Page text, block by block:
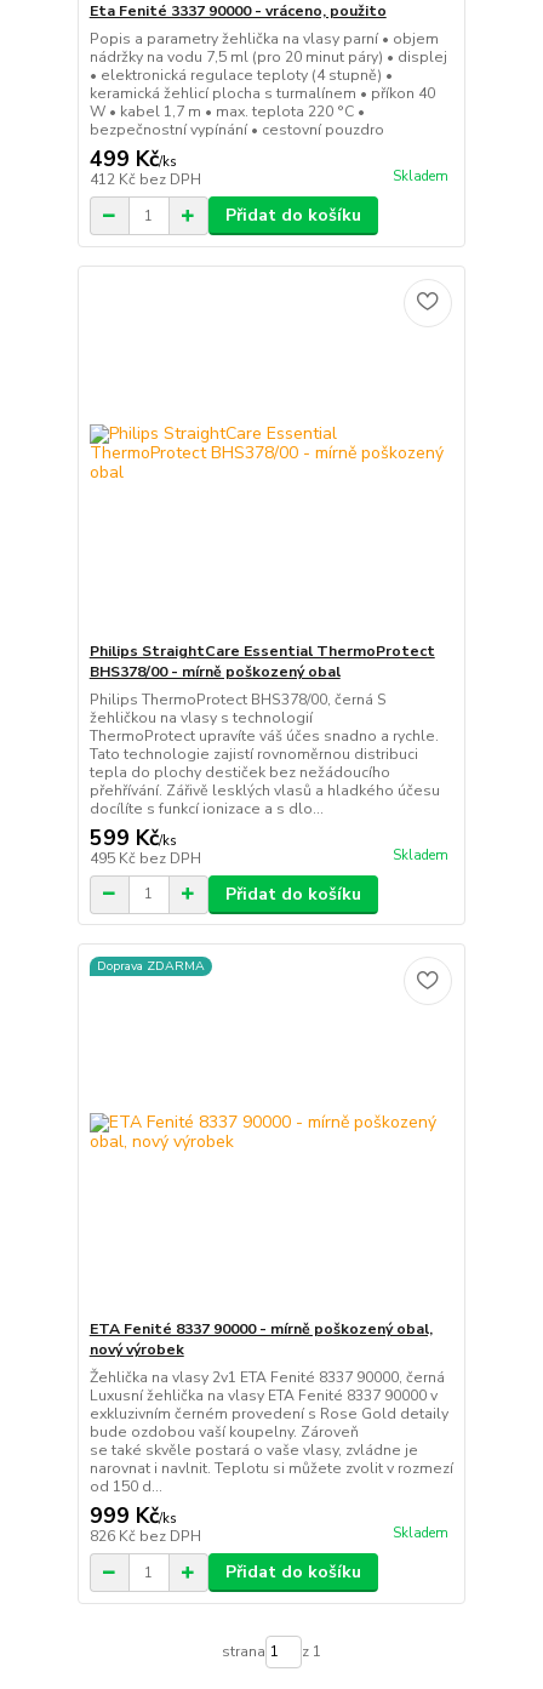
Eta Fenité 3337 90000 - vráceno, použito
Popis a parametry žehlička na vlasy parní • objem
nádržky na vodu 7,5 ml (pro 20 minut páry) • displej
• elektronická regulace teploty (4 stupně) •
keramická žehlicí plocha s turmalínem • příkon 40
W • kabel 1,7 m • max. teplota 220 °C •
bezpečnostní vypínání • cestovní pouzdro
499 Kč/ks
412 Kč bez DPH Skladem
Přidat do košíku
Philips StraightCare Essential ThermoProtect
BHS378/00 - mírně poškozený obal
Philips ThermoProtect BHS378/00, černá S
žehličkou na vlasy s technologií
ThermoProtect upravíte váš účes snadno a rychle.
Tato technologie zajistí rovnoměrnou distribuci
tepla do plochy destiček bez nežádoucího
přehřívání. Zářivě lesklých vlasů a hladkého účesu
docílíte s funkcí ionizace a s dlo...
599 Kč/ks
495 Kč bez DPH Skladem
Přidat do košíku
Doprava ZDARMA
ETA Fenité 8337 90000 - mírně poškozený obal,
nový výrobek
Žehlička na vlasy 2v1 ETA Fenité 8337 90000, černá
Luxusní žehlička na vlasy ETA Fenité 8337 90000 v
exkluzivním černém provedení s Rose Gold detaily
bude ozdobou vaší koupelny. Zároveň
se také skvěle postará o vaše vlasy, zvládne je
narovnat i navlnit. Teplotu si můžete zvolit v rozmezí
od 150 d...
999 Kč/ks
826 Kč bez DPH Skladem
Přidat do košíku
strana z 1